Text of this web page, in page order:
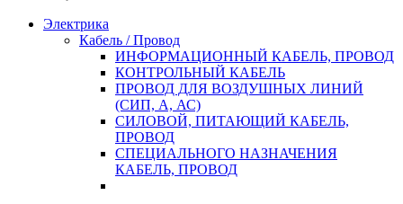
Электрика
Кабель / Провод
ИНФОРМАЦИОННЫЙ КАБЕЛЬ, ПРОВОД
КОНТРОЛЬНЫЙ КАБЕЛЬ
ПРОВОД ДЛЯ ВОЗДУШНЫХ ЛИНИЙ
(СИП, А, АС)
СИЛОВОЙ, ПИТАЮЩИЙ КАБЕЛЬ,
ПРОВОД
СПЕЦИАЛЬНОГО НАЗНАЧЕНИЯ
КАБЕЛЬ, ПРОВОД